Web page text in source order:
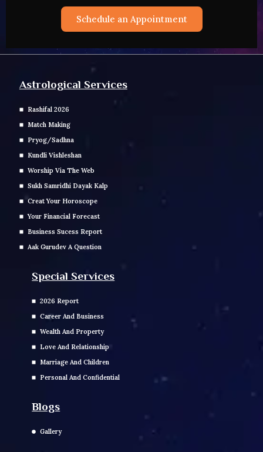
Schedule an Appointment
Astrological Services
Rashifal 2026
Match Making
Pryog/Sadhna
Kundli Vishleshan
Worship Via The Web
Sukh Samridhi Dayak Kalp
Creat Your Horoscope
Your Financial Forecast
Business Sucess Report
Aak Gurudev A Question
Special Services
2026 Report
Career And Business
Wealth And Property
Love And Relationship
Marriage And Children
Personal And Confidential
Blogs
Gallery